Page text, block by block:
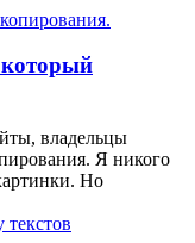
который
владельцы
Я никого
Но